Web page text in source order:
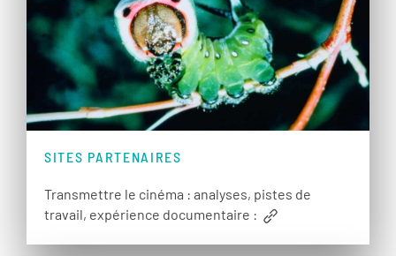
SITES PARTENAIRES
Transmettre le cinéma : analyses, pistes de
travail, expérience documentaire :